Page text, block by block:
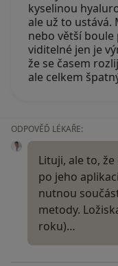
kyselinou
ale už to ustává.
nebo větší
viditelné jen je
že se časem
ale celkem
ODPOVĚĎ LÉKAŘE:
Lituji, ale to,
po jeho
nutnou
metody.
roku)…